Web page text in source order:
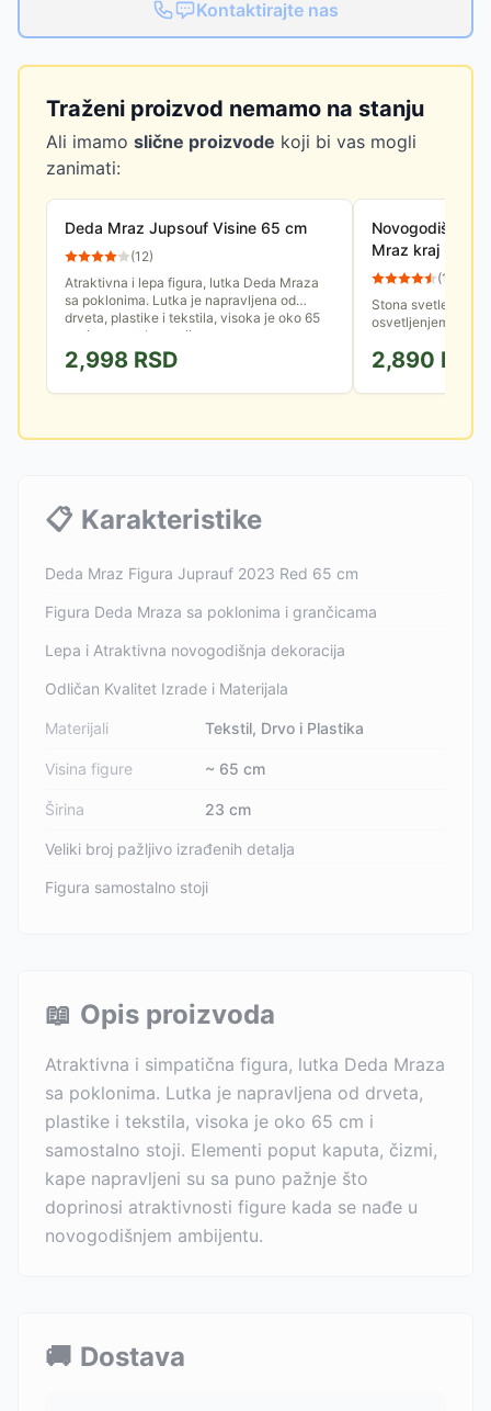
Kontaktirajte nas
Traženi proizvod nemamo na stanju
Ali imamo slične proizvode koji bi vas mogli
zanimati:
Deda Mraz Jupsouf Visine 65 cm
(12)
Atraktivna i lepa figura, lutka Deda Mraza
sa poklonima. Lutka je napravljena od
drveta, plastike i tekstila, visoka je oko 65
cm i samostalno stoji....
2,998 RSD
Novogodišnja
Mraz kraj
(11
Stona svetleća
osvetljenjem i
duhom
2,890 RSD
📋 Karakteristike
Deda Mraz Figura Juprauf 2023 Red 65 cm
Figura Deda Mraza sa poklonima i grančicama
Lepa i Atraktivna novogodišnja dekoracija
Odličan Kvalitet Izrade i Materijala
Materijali Tekstil, Drvo i Plastika
Visina figure ~ 65 cm
Širina 23 cm
Veliki broj pažljivo izrađenih detalja
Figura samostalno stoji
📖 Opis proizvoda
Atraktivna i simpatična figura, lutka Deda Mraza
sa poklonima. Lutka je napravljena od drveta,
plastike i tekstila, visoka je oko 65 cm i
samostalno stoji. Elementi poput kaputa, čizmi,
kape napravljeni su sa puno pažnje što
doprinosi atraktivnosti figure kada se nađe u
novogodišnjem ambijentu.
🚚 Dostava